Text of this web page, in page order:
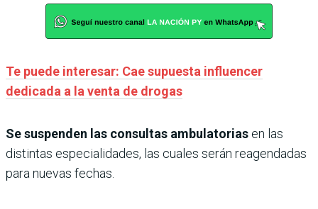
Te puede interesar: Cae supuesta influencer
dedicada a la venta de drogas
Se suspenden las consultas ambulatorias en las
distintas especialidades, las cuales serán reagendadas
para nuevas fechas.